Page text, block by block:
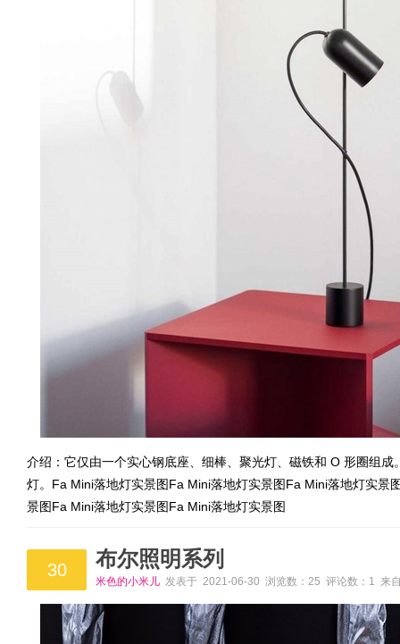
介绍：它仅由一个实心钢底座、细棒、聚光灯、磁铁和 O 形圈组
灯。Fa Mini落地灯实景图Fa Mini落地灯实景图Fa Mini落地灯实
景图Fa Mini落地灯实景图Fa Mini落地灯实景图
30 布尔照明系列
米色的小米儿 发表于 2021-06-30 浏览数：25 评论数：1 来